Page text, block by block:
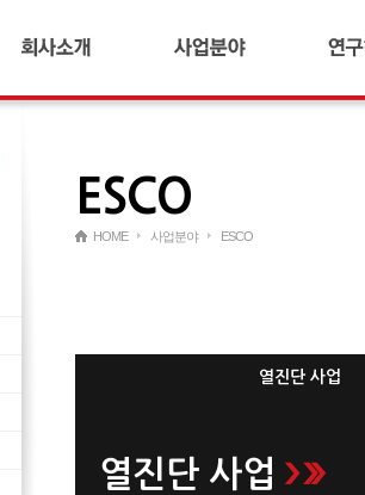
회사소개
경영이념 및 비전
합금철플랜트
AI 다이캐스팅 플랜트
기술
ESCO
HOME 사업분야 ESCO
열진단 사업
열진단 사업